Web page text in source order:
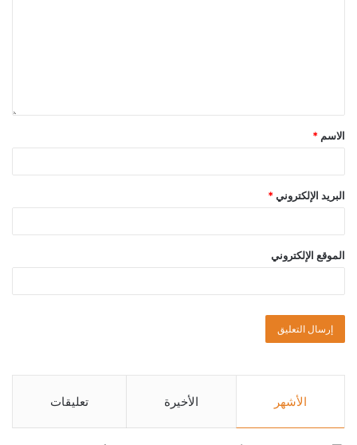
الاسم *
البريد الإلكتروني *
الموقع الإلكتروني
الأشهر الأخيرة تعليقات